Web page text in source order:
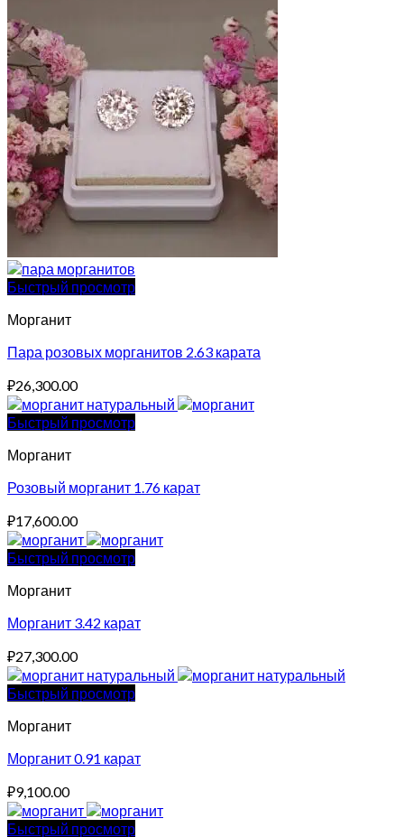
Быстрый просмотр
Морганит
Пара розовых морганитов 2.63 карата
₽26,300.00
Быстрый просмотр
Морганит
Розовый морганит 1.76 карат
₽17,600.00
Быстрый просмотр
Морганит
Морганит 3.42 карат
₽27,300.00
Быстрый просмотр
Морганит
Морганит 0.91 карат
₽9,100.00
Быстрый просмотр